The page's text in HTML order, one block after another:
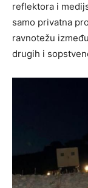
reflektora i
samo privatna
ravnotežu
drugih i